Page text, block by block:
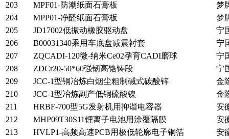
203
MPF01-防潮纸面石膏板
梦
204
MPP01-净醛纸面石膏板
梦
205
JD17002低振动橡胶驱动盘
宁
206
B00031340乘用车底盘减震衬套
宁
207
ZQCADI-120微-纳米Ce02孕育CADI磨球
宁
208
ZDCr20-50*60强韧高铬铸段
宁
209
JCC-1型铜冶炼白烟尘粗制碱式碳酸锌
金
210
JCC-1型冶炼副产低铜硫酸镍
金
211
HRBF-700型5G发射机用抑谐电容器
安
212
MHP09T30S11锂离子电池用涂覆隔膜
安
213
HVLP1-高频高速PCB用极低轮廓电子铜箔
安